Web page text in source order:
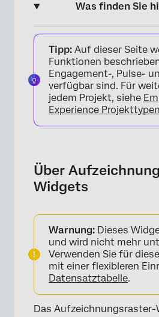
Was finden Sie
Über Aufzeichnungsraster-
Spalten
Widget-Anpassung
Tipp: Auf dieser Seite
Funktionen
Engagement-, Pulse-
verfügbar sind. Für
jedem Projekt, siehe
Experience Projekttypen
Über
Widgets
Warnung: Dieses
und wird nicht mehr
Verwenden Sie für
mit einer flexibleren
Datensatztabelle.
Das